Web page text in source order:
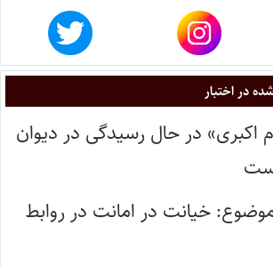
در اختبار
اکبری» در حال رسیدگی در دیوان
موضوع: خیانت در امانت در روابط